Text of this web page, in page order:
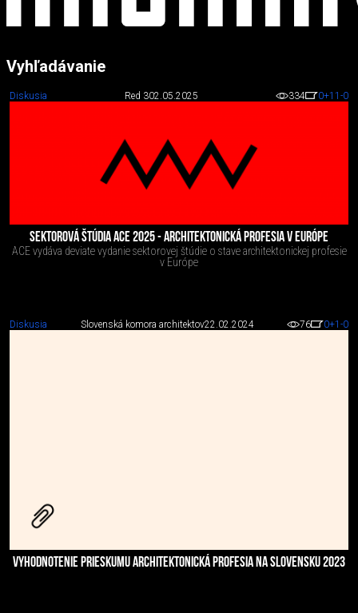
Vyhľadávanie
Diskusia Red 302.05.2025 334 0+11 -0
SEKTOROVÁ ŠTÚDIA ACE 2025 - ARCHITEKTONICKÁ PROFESIA V EURÓPE
ACE vydáva deviate vydanie sektorovej štúdie o stave architektonickej profesie
v Európe
Diskusia Slovenská komora architektov22.02.2024 76 0+1 -0
VYHODNOTENIE PRIESKUMU ARCHITEKTONICKÁ PROFESIA NA SLOVENSKU 2023